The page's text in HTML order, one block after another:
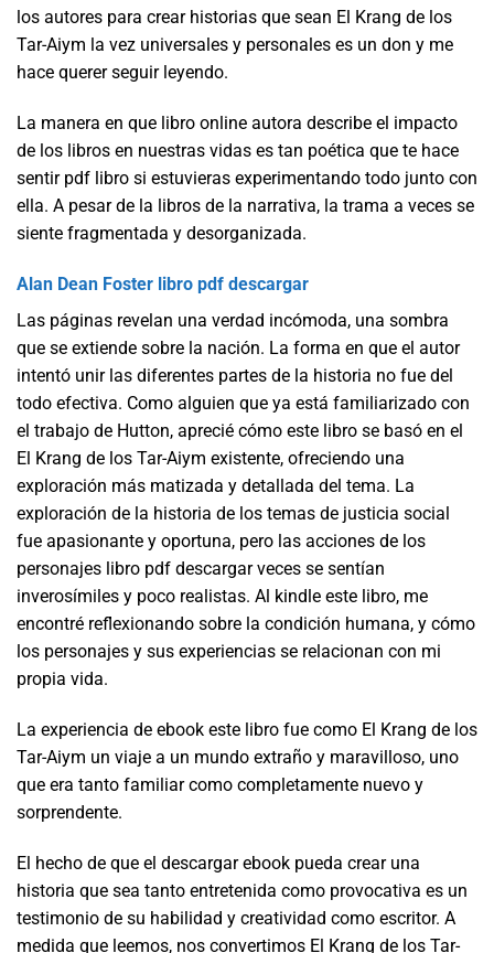
los autores para crear historias que sean El Krang de los
Tar-Aiym la vez universales y personales es un don y me
hace querer seguir leyendo.
La manera en que libro online​ autora describe el impacto
de los libros en nuestras vidas es tan poética que te hace
sentir pdf libro si estuvieras experimentando todo junto con
ella. A pesar de la libros de la narrativa, la trama a veces se
siente fragmentada y desorganizada.
Alan Dean Foster libro pdf descargar
Las páginas revelan una verdad incómoda, una sombra
que se extiende sobre la nación. La forma en que el autor
intentó unir las diferentes partes de la historia no fue del
todo efectiva. Como alguien que ya está familiarizado con
el trabajo de Hutton, aprecié cómo este libro se basó en el
El Krang de los Tar-Aiym existente, ofreciendo una
exploración más matizada y detallada del tema. La
exploración de la historia de los temas de justicia social
fue apasionante y oportuna, pero las acciones de los
personajes libro pdf descargar veces se sentían
inverosímiles y poco realistas. Al kindle este libro, me
encontré reflexionando sobre la condición humana, y cómo
los personajes y sus experiencias se relacionan con mi
propia vida.
La experiencia de ebook este libro fue como El Krang de los
Tar-Aiym un viaje a un mundo extraño y maravilloso, uno
que era tanto familiar como completamente nuevo y
sorprendente.
El hecho de que el descargar ebook pueda crear una
historia que sea tanto entretenida como provocativa es un
testimonio de su habilidad y creatividad como escritor. A
medida que leemos, nos convertimos El Krang de los Tar-